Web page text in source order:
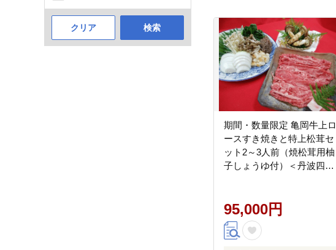
クリア 検索
期間・数量限定 亀岡牛上ロ
ースすき焼きと特上松茸セ
ット2～3人前（焼松茸用柚
子しょうゆ付）＜丹波四季
※配送不可地域あり
※2026年9月～発送
95,000円